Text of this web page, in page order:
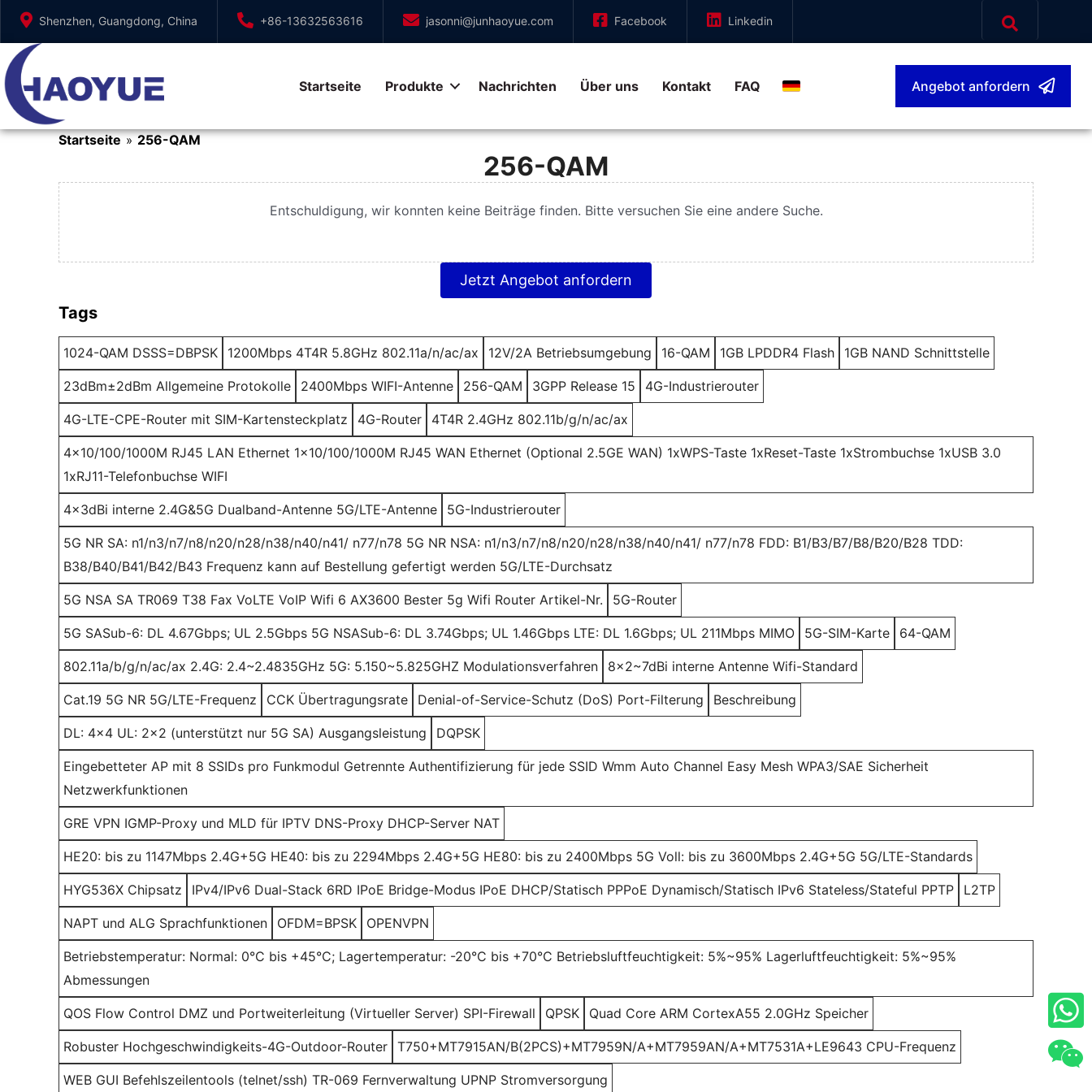
Zum
Inhalt
springen
Shenzhen, Guangdong, China +86-13632563616 jasonni@junhaoyue.com Facebook Linkedin
Startseite Produkte Nachrichten Über uns Kontakt FAQ Angebot anfordern
Startseite » 256-QAM
256-QAM
Entschuldigung, wir konnten keine Beiträge finden. Bitte versuchen Sie eine andere Suche.
Jetzt Angebot anfordern
Tags
1024-QAM DSSS=DBPSK 1200Mbps 4T4R 5.8GHz 802.11a/n/ac/ax 12V/2A Betriebsumgebung 16-QAM 1GB LPDDR4 Flash 1GB NAND Schnittstelle
23dBm±2dBm Allgemeine Protokolle 2400Mbps WIFI-Antenne 256-QAM 3GPP Release 15 4G-Industrierouter
4G-LTE-CPE-Router mit SIM-Kartensteckplatz 4G-Router 4T4R 2.4GHz 802.11b/g/n/ac/ax
4x10/100/1000M RJ45 LAN Ethernet 1x10/100/1000M RJ45 WAN Ethernet (Optional 2.5GE WAN) 1xWPS-Taste 1xReset-Taste 1xStrombuchse 1xUSB 3.0
1xRJ11-Telefonbuchse WIFI
4x3dBi interne 2.4G&5G Dualband-Antenne 5G/LTE-Antenne 5G-Industrierouter
5G NR SA: n1/n3/n7/n8/n20/n28/n38/n40/n41/ n77/n78 5G NR NSA: n1/n3/n7/n8/n20/n28/n38/n40/n41/ n77/n78 FDD: B1/B3/B7/B8/B20/B28 TDD:
B38/B40/B41/B42/B43 Frequenz kann auf Bestellung gefertigt werden 5G/LTE-Durchsatz
5G NSA SA TR069 T38 Fax VoLTE VoIP Wifi 6 AX3600 Bester 5g Wifi Router Artikel-Nr. 5G-Router
5G SASub-6: DL 4.67Gbps; UL 2.5Gbps 5G NSASub-6: DL 3.74Gbps; UL 1.46Gbps LTE: DL 1.6Gbps; UL 211Mbps MIMO 5G-SIM-Karte 64-QAM
802.11a/b/g/n/ac/ax 2.4G: 2.4~2.4835GHz 5G: 5.150~5.825GHZ Modulationsverfahren 8x2~7dBi interne Antenne Wifi-Standard
Cat.19 5G NR 5G/LTE-Frequenz CCK Übertragungsrate Denial-of-Service-Schutz (DoS) Port-Filterung Beschreibung
DL: 4x4 UL: 2x2 (unterstützt nur 5G SA) Ausgangsleistung DQPSK
Eingebetteter AP mit 8 SSIDs pro Funkmodul Getrennte Authentifizierung für jede SSID Wmm Auto Channel Easy Mesh WPA3/SAE Sicherheit
Netzwerkfunktionen
GRE VPN IGMP-Proxy und MLD für IPTV DNS-Proxy DHCP-Server NAT
HE20: bis zu 1147Mbps 2.4G+5G HE40: bis zu 2294Mbps 2.4G+5G HE80: bis zu 2400Mbps 5G Voll: bis zu 3600Mbps 2.4G+5G 5G/LTE-Standards
HYG536X Chipsatz IPv4/IPv6 Dual-Stack 6RD IPoE Bridge-Modus IPoE DHCP/Statisch PPPoE Dynamisch/Statisch IPv6 Stateless/Stateful PPTP L2TP
NAPT und ALG Sprachfunktionen OFDM=BPSK OPENVPN
Betriebstemperatur: Normal: 0°C bis +45°C; Lagertemperatur: -20°C bis +70°C Betriebsluftfeuchtigkeit: 5%~95% Lagerluftfeuchtigkeit: 5%~95%
Abmessungen
QOS Flow Control DMZ und Portweiterleitung (Virtueller Server) SPI-Firewall QPSK Quad Core ARM CortexA55 2.0GHz Speicher
Robuster Hochgeschwindigkeits-4G-Outdoor-Router T750+MT7915AN/B(2PCS)+MT7959N/A+MT7959AN/A+MT7531A+LE9643 CPU-Frequenz
WEB GUI Befehlszeilentools (telnet/ssh) TR-069 Fernverwaltung UPNP Stromversorgung